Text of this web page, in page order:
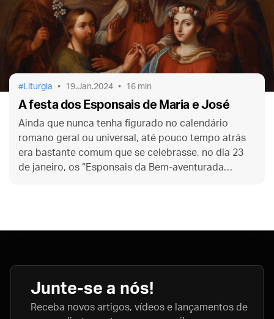
Liturgia 19.Jan.2024 16 min
A festa dos Esponsais de Maria e José
Ainda que nunca tenha figurado no calendário
romano geral ou universal, até pouco tempo atrás
era bastante comum que se celebrasse, no dia 23
de janeiro, os “Esponsais da Bem-aventurada
Junte-se a nós!
Receba novos artigos, vídeos e lançamentos de